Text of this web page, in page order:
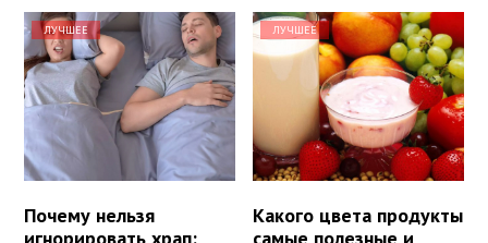
ЛУЧШЕЕ
Почему нельзя
ЛУЧШЕЕ
Какого цвета продукты